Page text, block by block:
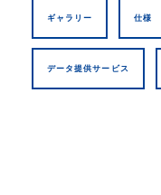
ギャラリー 仕様
データ提供サービス